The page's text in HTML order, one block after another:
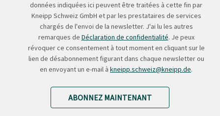
données indiquées ici peuvent être traitées à cette fin par
Kneipp Schweiz GmbH et par les prestataires de services
chargés de l'envoi de la newsletter. J'ai lu les autres
remarques de Déclaration de confidentialité. Je peux
révoquer ce consentement à tout moment en cliquant sur le
lien de désabonnement figurant dans chaque newsletter ou
en envoyant un e-mail à kneipp.schweiz@kneipp.de.
ABONNEZ MAINTENANT